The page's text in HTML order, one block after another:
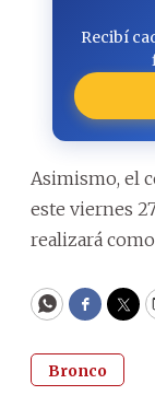
Recibí
Asimismo, el
este viernes
realizará
WhatsApp
Bronco